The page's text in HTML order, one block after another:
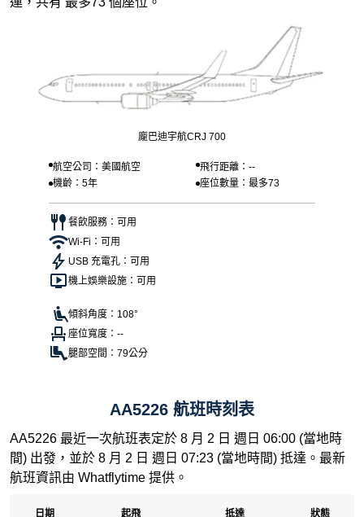
龐巴迪宇航CRJ 700
航空公司：美國航空
飛行距離：--
機齡：5年
座位數量：最多73
餐飲服務：可用
Wi-Fi：可用
USB 充電孔：可用
機上娛樂設施：可用
傾斜角度：108°
座位寬度：--
腿部空間：79公分
AA5226 航班時刻表
AA5226 最近一次航班表定於 8 月 2 日 週日 06:00 (當地時
間) 出發，並於 8 月 2 日 週日 07:23 (當地時間) 抵達。最新
航班資訊由 Whatflytime 提供。
日期 起飛 抵達 狀態